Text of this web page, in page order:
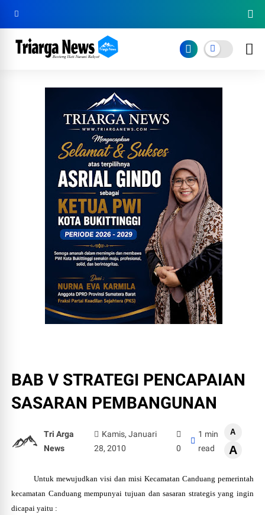
BAB V STRATEGI PENCAPAIAN
SASARAN PEMBANGUNAN
Tri Arga
News
Kamis, Januari
28, 2010
0
1 min
read
A
A
Untuk mewujudkan visi dan misi Kecamatan Canduang pemerintah
kecamatan Canduang mempunyai tujuan dan sasaran strategis yang ingin
dicapai yaitu :